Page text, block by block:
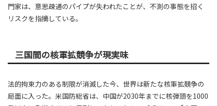
門家は、意思疎通のパイプが失われたことが、不測の事態を招く
リスクを指摘している。
三国間の核軍拡競争が現実味
法的拘束力のある制限が消滅した今、世界は新たな核軍拡競争の
局面に入った。米国防総省は、中国が2030年までに核弾頭を1000